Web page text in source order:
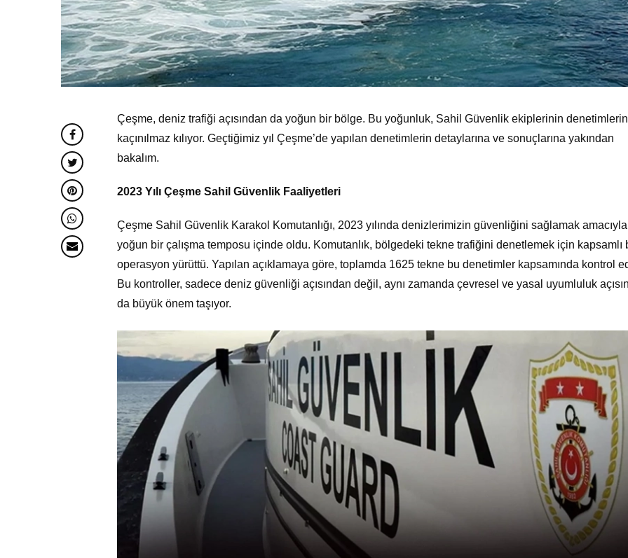
Çeşme, deniz trafiği açısından da yoğun bir bölge. Bu yoğunluk, Sahil Güvenlik ekiplerinin
kaçınılmaz kılıyor. Geçtiğimiz yıl Çeşme’de yapılan denetimlerin detaylarına ve sonuçlarına yakından
bakalım.
2023 Yılı Çeşme Sahil Güvenlik Faaliyetleri
Çeşme Sahil Güvenlik Karakol Komutanlığı, 2023 yılında denizlerimizin güvenliğini sağlamak amacıyla
yoğun bir çalışma temposu içinde oldu. Komutanlık, bölgedeki tekne trafiğini denetlemek için kapsamlı
operasyon yürüttü. Yapılan açıklamaya göre, toplamda 1625 tekne bu denetimler kapsamında kontrol
Bu kontroller, sadece deniz güvenliği açısından değil, aynı zamanda çevresel ve yasal uyumluluk
da büyük önem taşıyor.